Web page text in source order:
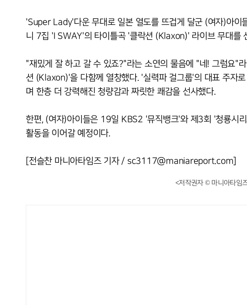
'Super Lady'다운 무대로 일본 열도를 뜨겁게 달군 (여자)아이
니 7집 'I SWAY'의 타이틀곡 '클락션 (Klaxon)' 라이브 무대를
"재밌게 잘 하고 갈 수 있죠?"라는 소연의 물음에 "네! 그럼요"
션 (Klaxon)'을 다함께 열창했다. '실력파 걸그룹'의 대표 주자
며 한층 더 강력해진 청량감과 짜릿한 쾌감을 선사했다.
한편, (여자)아이들은 19일 KBS2 '뮤직뱅크'와 제3회 '청룡
활동을 이어갈 예정이다.
[전슬찬 마니아타임즈 기자 / sc3117@maniareport.com]
<저작권자 © 마니아타임